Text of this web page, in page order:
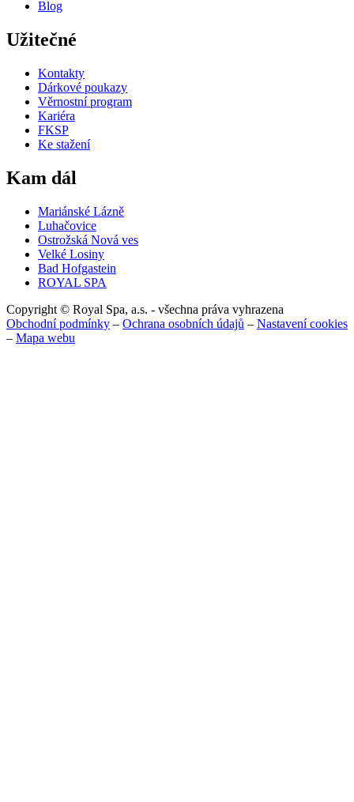
Blog
Užitečné
Kontakty
Dárkové poukazy
Věrnostní program
Kariéra
FKSP
Ke stažení
Kam dál
Mariánské Lázně
Luhačovice
Ostrožská Nová ves
Velké Losiny
Bad Hofgastein
ROYAL SPA
Copyright © Royal Spa, a.s. - všechna práva vyhrazena
Obchodní podmínky – Ochrana osobních údajů – Nastavení cookies
– Mapa webu